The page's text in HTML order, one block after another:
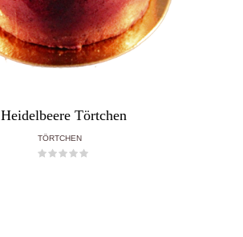
Heidelbeere Törtchen
TÖRTCHEN